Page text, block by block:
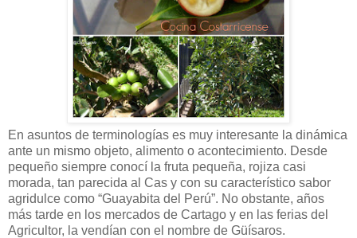
En asuntos de terminologías es muy interesante la dinámica
ante un mismo objeto, alimento o acontecimiento. Desde
pequeño siempre conocí la fruta pequeña, rojiza casi
morada, tan parecida al Cas y con su característico sabor
agridulce como “Guayabita del Perú”. No obstante, años
más tarde en los mercados de Cartago y en las ferias del
Agricultor, la vendían con el nombre de Güísaros.